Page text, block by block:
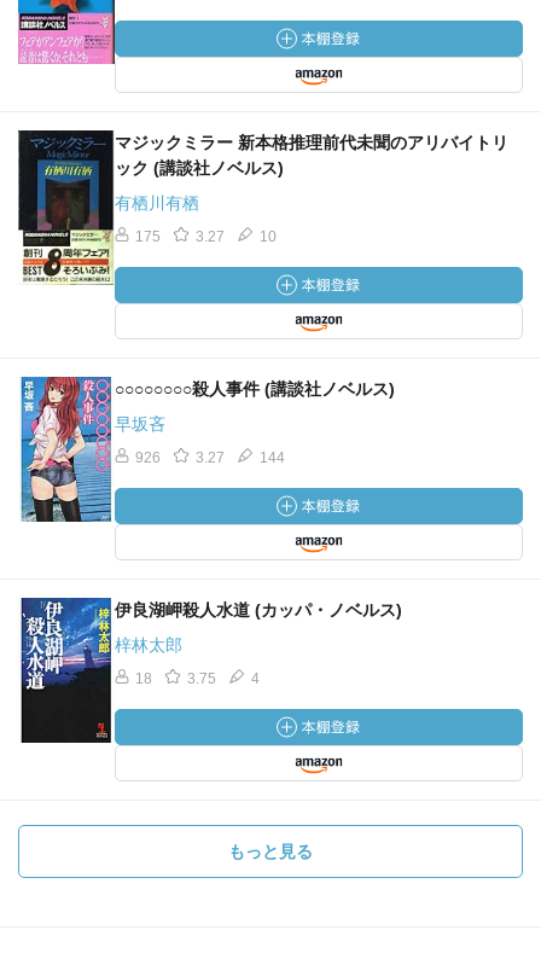
マジックミラー 新本格推理前代未聞のアリバイトリ
ック (講談社ノベルス)
有栖川有栖
175 3.27 10
○○○○○○○○殺人事件 (講談社ノベルス)
早坂吝
926 3.27 144
伊良湖岬殺人水道 (カッパ・ノベルス)
梓林太郎
18 3.75 4
もっと見る